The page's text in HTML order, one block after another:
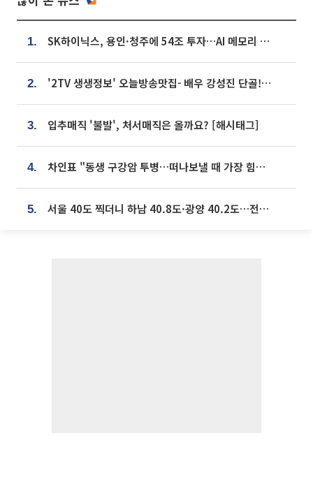
1. SK하이닉스, 용인·청주에 54조 투자…AI 메모리 생산기지 키운다
2. '2TV 생생정보' 오늘방송맛집- 배우 강성진 단골! 쌀국수ㆍ푸팟퐁 커리 맛집 '블○○○'
3. 입추매직 '불발', 처서매직은 올까요? [해시태그]
4. 차인표 "동생 구강암 투병…떠나보낼 때 가장 힘들었다”
5. 서울 40도 찍더니 하남 40.8도·광양 40.2도…전국 '펄펄'